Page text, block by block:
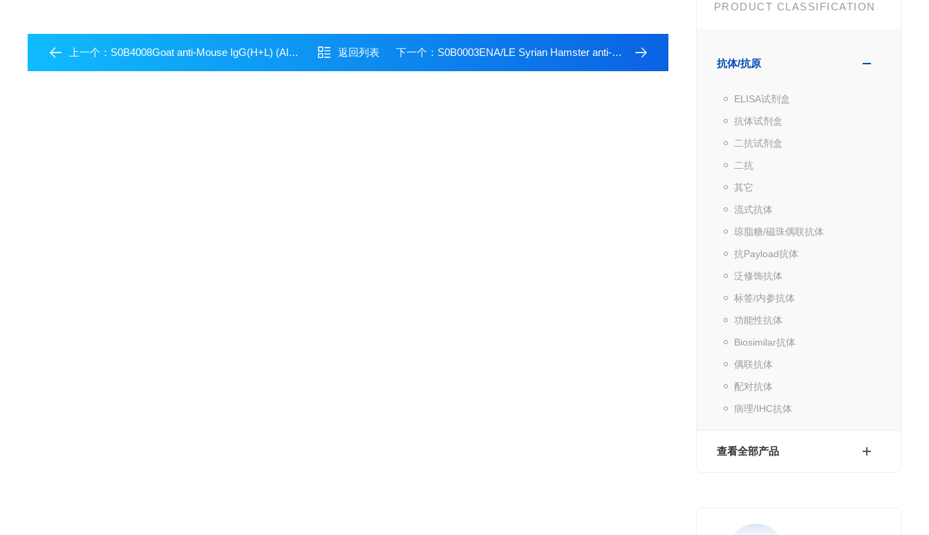
PRODUCT CLASSIFICATION
抗体/抗原
ELISA试剂盒
抗体试剂盒
二抗试剂盒
二抗
其它
流式抗体
琼脂糖/磁珠偶联抗体
抗Payload抗体
泛修饰抗体
标签/内参抗体
功能性抗体
Biosimilar抗体
偶联抗体
配对抗体
病理/IHC抗体
查看全部产品
上一个： S0B4008Goat anti-Mouse IgG(H+L) (Alexa Fluor? 647 Conjugate) 返回列表 下一个： S0B0003ENA/LE Syrian Hamster anti-mouse CD28 mAb